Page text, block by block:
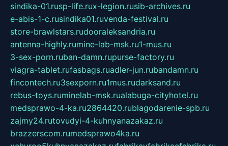
sindika-01.rusp-life.rux-legion.rusib-archives.ru
e-abis-1-c.rusindika01.ruvenda-festival.ru
store-brawlstars.rudooraleksandria.ru
antenna-highly.rumine-lab-msk.ru1-mus.ru
3-sex-porn.ruban-damn.rupurse-factory.ru
viagra-tablet.rufasbags.ruadler-jun.rubandamn.ru
fincontech.ru3sexporn.ru1mus.rudarksand.ru
rebus-toys.ruminelab-msk.rualabuga-cityhotel.ru
medsprawo-4-ka.ru2864420.rublagodarenie-spb.ru
zajmy24.rutovudyi-4-kuhnyanazakaz.ru
brazzerscom.rumedsprawo4ka.ru